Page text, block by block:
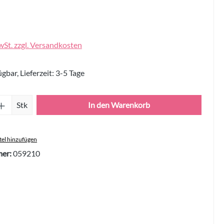
zzgl. Versandkosten
Lieferzeit: 3-5 Tage
Gib den gewünschten Wert ein
Stk In den Warenkorb
hinzufügen
059210